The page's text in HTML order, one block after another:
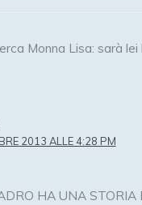
Monna Lisa: sarà lei
2013 ALLE 4:28 PM
HA UNA STORIA